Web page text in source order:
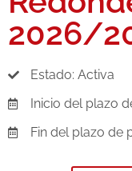
2026/
Estado: Activa
Inicio del plazo
Fin del plazo de